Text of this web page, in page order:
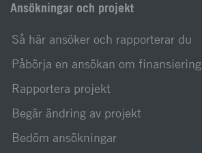
Ansökningar och projekt
Så här ansöker och rapporterar du
Påbörja en ansökan om finansiering
Rapportera projekt
Begär ändring av projekt
Bedöm ansökningar